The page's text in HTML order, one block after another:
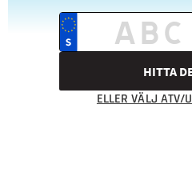
HITTA
ELLER VÄLJ ATV/